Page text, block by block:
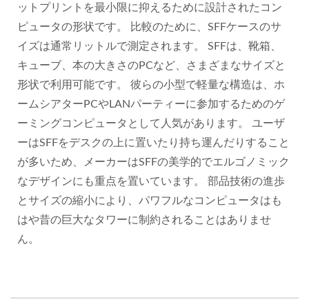
ットプリントを最小限に抑えるために設計されたコン
ピュータの形状です。 比較のために、SFFケースのサ
イズは通常リットルで測定されます。 SFFは、靴箱、
キューブ、本の大きさのPCなど、さまざまなサイズと
形状で利用可能です。 彼らの小型で軽量な構造は、ホ
ームシアターPCやLANパーティーに参加するためのゲ
ーミングコンピュータとして人気があります。 ユーザ
ーはSFFをデスクの上に置いたり持ち運んだりすること
が多いため、メーカーはSFFの美学的でエルゴノミック
なデザインにも重点を置いています。 部品技術の進歩
とサイズの縮小により、パワフルなコンピュータはも
はや昔の巨大なタワーに制約されることはありませ
ん。